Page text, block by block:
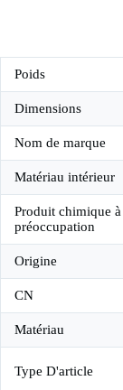
Poids
Dimensions
Nom de marque
Matériau intérieur
Produit chimique à
préoccupation
Origine
CN
Matériau
Type D'article